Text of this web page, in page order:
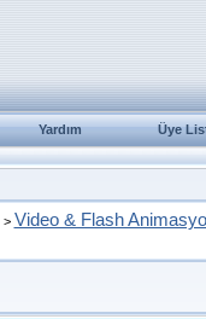
Yardım Üye
> Video & Flash